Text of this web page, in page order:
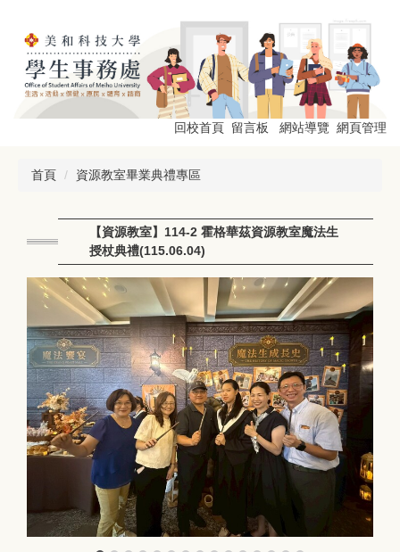
回校首頁 留言板 網站導覽 網頁管理
首頁 資源教室畢業典禮專區
【資源教室】114-2 霍格華茲資源教室魔法生
授杖典禮(115.06.04)